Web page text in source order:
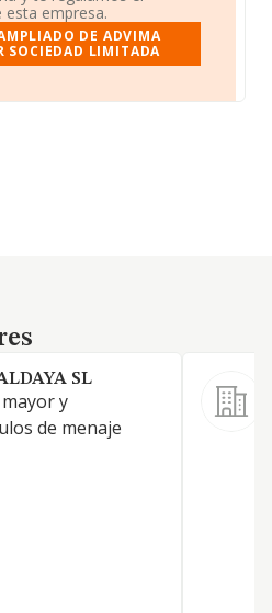
empresa.
DE ADVIMA
SOCIEDAD LIMITADA
SL
y
de menaje